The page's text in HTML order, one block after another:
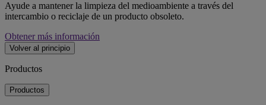
Ayude a mantener la limpieza del medioambiente a través del
intercambio o reciclaje de un producto obsoleto.
Obtener más información
Volver al principio
Productos
Productos